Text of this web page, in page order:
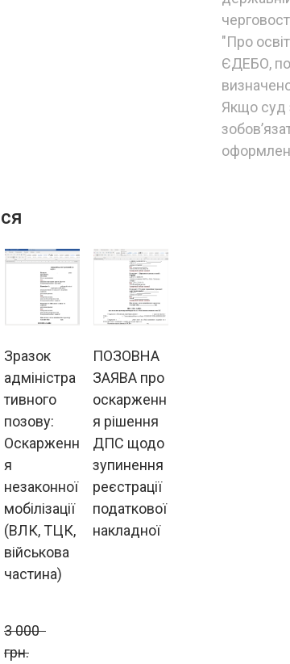
"Про
ЄДЕБО,
Якщо суд
Зразок
адміністра
тивного
позову:
Оскарженн
я
незаконної
мобілізації
(ВЛК, ТЦК,
військова
частина)
3 000
грн.
ПОЗОВНА
ЗАЯВА про
оскарженн
я рішення
ДПС щодо
зупинення
реєстрації
податкової
накладної